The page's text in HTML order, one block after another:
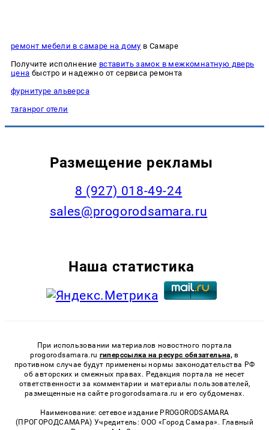
ремонт мебели в самаре на дому в Самаре
Получите исполнение вставить замок в межкомнатную дверь
цена быстро и надежно от сервиса ремонта
фурнитуре альверса
таганрог отели
Размещение рекламы
8 (927) 018-49-24
sales@progorodsamara.ru
Наша статистика
При использовании материалов новостного портала
progorodsamara.ru гиперссылка на ресурс обязательна, в
противном случае будут применены нормы законодательства РФ
об авторских и смежных правах. Редакция портала не несет
ответственности за комментарии и материалы пользователей,
размещенные на сайте progorodsamara.ru и его субдоменах.
Наименование: сетевое издание PROGORODSAMARA
(ПРОГОРОДСАМАРА) Учредитель: ООО «Город Самара». Главный